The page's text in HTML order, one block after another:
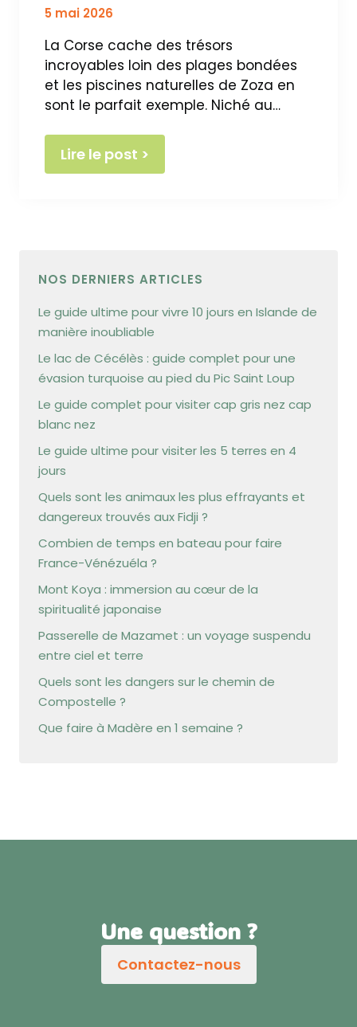
5 mai 2026
La Corse cache des trésors
incroyables loin des plages bondées
et les piscines naturelles de Zoza en
sont le parfait exemple. Niché au…
Lire le post >
NOS DERNIERS ARTICLES
Le guide ultime pour vivre 10 jours en Islande de
manière inoubliable
Le lac de Cécélès : guide complet pour une
évasion turquoise au pied du Pic Saint Loup
Le guide complet pour visiter cap gris nez cap
blanc nez
Le guide ultime pour visiter les 5 terres en 4
jours
Quels sont les animaux les plus effrayants et
dangereux trouvés aux Fidji ?
Combien de temps en bateau pour faire
France-Vénézuéla ?
Mont Koya : immersion au cœur de la
spiritualité japonaise
Passerelle de Mazamet : un voyage suspendu
entre ciel et terre
Quels sont les dangers sur le chemin de
Compostelle ?
Que faire à Madère en 1 semaine ?
Une question ?
Contactez-nous